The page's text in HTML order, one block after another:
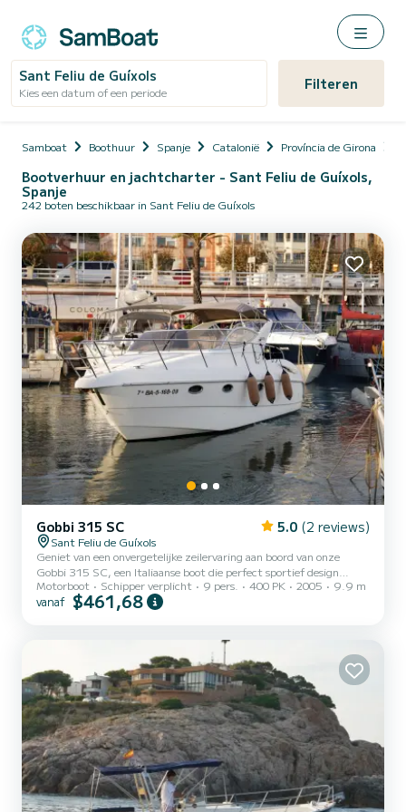
Sant Feliu de Guíxols
Kies een datum of een periode Filteren
Samboat Boothuur Spanje Catalonië Província de Girona
Bootverhuur en jachtcharter - Sant Feliu de Guíxols,
Spanje
242 boten beschikbaar in Sant Feliu de Guíxols
Gobbi 315 SC 5.0 (2 reviews)
Sant Feliu de Guíxols
Geniet van een onvergetelijke zeilervaring aan boord van onze
Gobbi 315 SC, een Italiaanse boot die perfect sportief design
combineert met maximale bewoonbaarheid. Met 10 meter lengte
is deze sportcruiser de ideale optie om de kust te verkennen, voor
Motorboot Schipper verplicht 9 pers. 400 PK 2005 9.9 m
vanaf $461,68